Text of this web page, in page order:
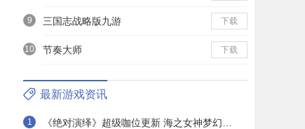
9 三国志战略版九游 下载
10 节奏大师 下载
最新游戏资讯
1